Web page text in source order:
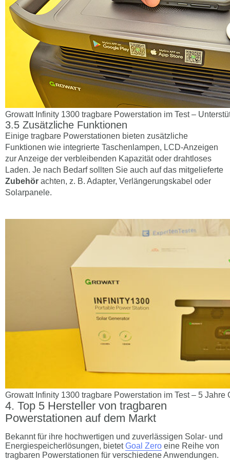
Growatt Infinity 1300 tragbare Powerstation im Test –
Zusätzliche Funktionen
Einige tragbare Powerstationen bieten zusätzliche
Funktionen wie integrierte Taschenlampen, LCD-Anzeigen
zur Anzeige der verbleibenden Kapazität oder drahtloses
Laden. Je nach Bedarf sollten Sie auch auf das mitgelieferte
Zubehör achten, z. B. Adapter, Verlängerungskabel oder
Solarpanele.
Growatt Infinity 1300 tragbare Powerstation im Test – 5 Jahre
Top 5 Hersteller von tragbaren
Powerstationen auf dem Markt
Bekannt für ihre hochwertigen und zuverlässigen Solar- und
Energiespeicherlösungen, bietetGoal Zero eine Reihe von
tragbaren Powerstationen für verschiedene Anwendungen.